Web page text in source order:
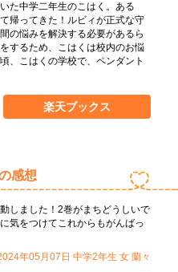
た中学二年生のこはく。ある
帰ってきた！ルビィが正式な守
の悩みを解決する必要があるら
するため、こはくは校内のお悩
、こはくの学校で、ペンダント
楽天ブックス
感想
しました！2巻がまちどうしいで
気をつけてこれからもがんばっ
年05月07日 中学2年生 女 蘭々